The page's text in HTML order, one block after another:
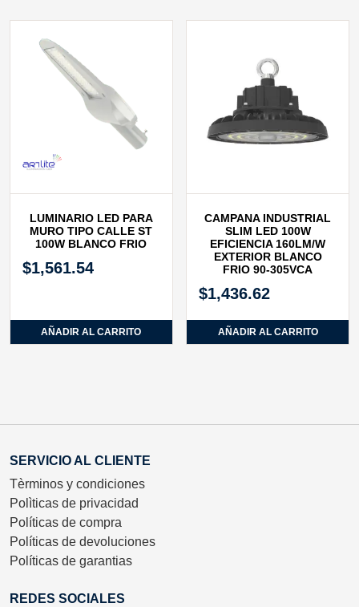
LUMINARIO LED PARA
MURO TIPO CALLE ST
100W BLANCO FRIO
$1,561.54
AÑADIR AL CARRITO
CAMPANA INDUSTRIAL
SLIM LED 100W
EFICIENCIA 160LM/W
EXTERIOR BLANCO
FRIO 90-305VCA
$1,436.62
AÑADIR AL CARRITO
SERVICIO AL CLIENTE
Tèrminos y condiciones
Polìticas de privacidad
Políticas de compra
Políticas de devoluciones
Políticas de garantias
REDES SOCIALES